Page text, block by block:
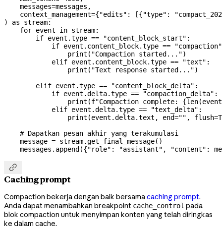
    messages
=messages,
    context_management
={"edits" : [{"type" :
) as stream:
    for
event in stream:
        if
event.type == "content_block_start" :
            if
event.content_block.type == "compaction"
                print
( "Compaction started...")
            elif
event.content_block.type == "text" :
                print
( "Text response started...")
        elif
event.type == "content_block_delta" :
            if
event.delta.type == "compaction_delta" :
                print
(f"Compaction complete: {len
            elif
event.delta.type == "text_delta" :
                print
(event.delta.text, end="" , flush=
    # Dapatkan pesan akhir yang terakumulasi
    message
= stream.get_final_message()
    messages.append({
"role" : "assistant" , "content" :

Caching prompt
Compaction bekerja dengan baik bersamacaching prompt.
Anda dapat menambahkan breakpoint cache_control pada
blok compaction untuk menyimpan konten yang telah diringkas
ke dalam cache.